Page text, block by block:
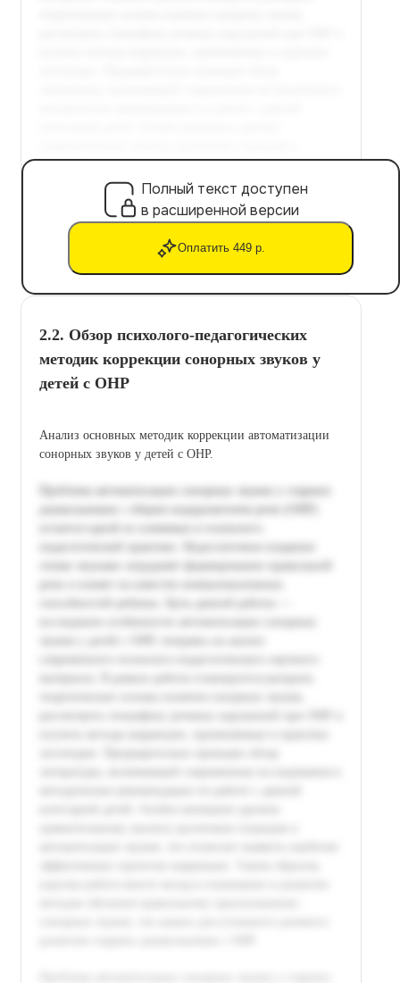
Полный текст доступен
в расширенной версии
Оплатить 449 р.
2.2. Обзор психолого-педагогических
методик коррекции сонорных звуков у
детей с ОНР
Анализ основных методик коррекции автоматизации
сонорных звуков у детей с ОНР.